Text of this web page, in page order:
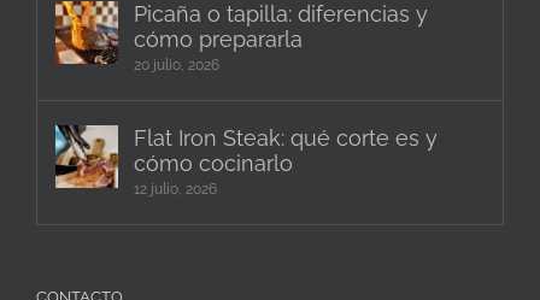
Picaña o tapilla: diferencias y
cómo prepararla
20 julio, 2026
Flat Iron Steak: qué corte es y
cómo cocinarlo
12 julio, 2026